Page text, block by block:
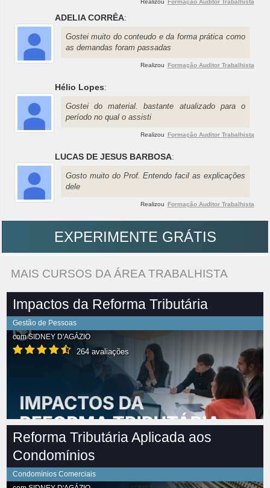
Realizou Formação Auditor Trabalhista
ADELIA CORRÊA:
Gostei muito do conteudo e da forma prática como
as demandas foram passadas
Realizou Formação Auditor Trabalhista
Hélio Lopes:
Gostei do material. bastante atualizado para o
período no qual o assisti
Realizou Formação Auditor Trabalhista
LUCAS DE JESUS BARBOSA:
Gosto muito do Prof. Entendo facil as explicações
dele
Realizou Formação Auditor Trabalhista
EXPERIMENTE GRÁTIS
MAIS CURSOS DA ÁREA TRABALHISTA
Impactos da Reforma Tributária
Gestão de Pessoas
comSIDNEY D'AGÁZIO
264 avaliações
Reforma Tributária Aplicada aos
Condomínios
Condomínios Comerciais